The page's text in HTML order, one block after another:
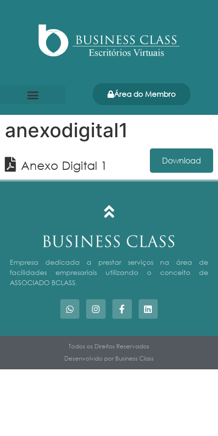
Área do Membro
anexodigital1
Anexo Digital 1 Download
Empresa dedicada a prestar serviços na área de
facilidades empresariais utilizando o conceito de
ASSOCIADO BCLASS
Todos os Direitos Reservados
Desenvolvido por Business Class